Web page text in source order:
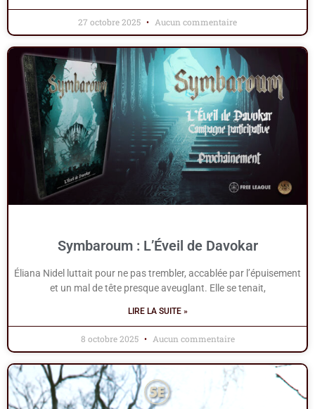
27 octobre 2025 Aucun commentaire
Symbaroum : L’Éveil de Davokar
Éliana Nidel luttait pour ne pas trembler, accablée par l’épuisement
et un mal de tête presque aveuglant. Elle se tenait,
LIRE LA SUITE »
8 octobre 2025 Aucun commentaire